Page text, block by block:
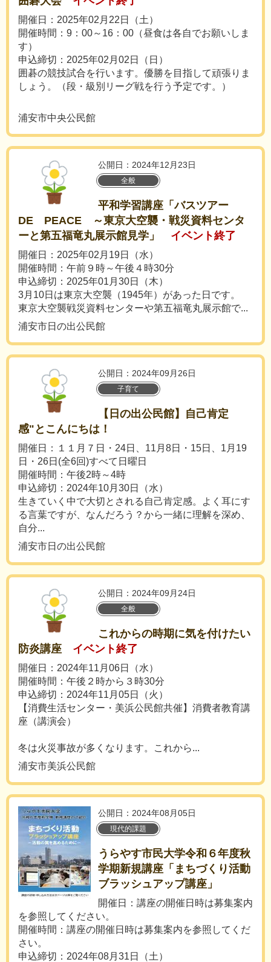
開催日：2025年02月22日（土）
開催時間：9：00～16：00（昼食は各自でお願いしま
す）
申込締切：2025年02月02日（日）
囲碁の競技試合を行います。優勝を目指して頑張りま
しょう。（段・級別リーグ戦を行う予定です。）
浦安市中央公民館
公開日：2024年12月23日
全般
平和学習講座「バスツアー
DE PEACE ～東京大空襲・戦災資料センタ
ーと第五福竜丸展示館見学」
イベント終了
開催日：2025年02月19日（水）
開催時間：午前９時～午後４時30分
申込締切：2025年01月30日（木）
3月10日は東京大空襲（1945年）があった日です。
東京大空襲戦災資料センターや第五福竜丸展示館で...
浦安市日の出公民館
公開日：2024年09月26日
子育て
【日の出公民館】自己肯定
感"とこんにちは！
開催日：１１月７日・24日、11月8日・15日、1月19
日・26日(全6回)すべて日曜日
開催時間：午後2時～4時
申込締切：2024年10月30日（水）
生きていく中で大切とされる自己肯定感。よく耳にす
る言葉ですが、なんだろう？から一緒に理解を深め、
自分...
浦安市日の出公民館
公開日：2024年09月24日
全般
これからの時期に気を付けたい
防炎講座
イベント終了
開催日：2024年11月06日（水）
開催時間：午後２時から３時30分
申込締切：2024年11月05日（火）
【消費生活センター・美浜公民館共催】消費者教育講
座（講演会）
冬は火災事故が多くなります。これから...
浦安市美浜公民館
公開日：2024年08月05日
現代的課題
うらやす市民大学令和６年度秋
学期新規講座「まちづくり活動
ブラッシュアップ講座」
開催日：講座の開催日時は募集案内
を参照してください。
開催時間：講座の開催日時は募集案内を参照してくだ
さい。
申込締切：2024年08月31日（土）